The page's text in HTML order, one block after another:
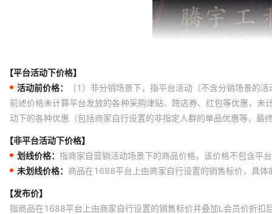
【平台活动下价格】
活动前价格：
（1）非分销场景下，指平台活动（不含分销场景的
前述价格未计算平台发放的各种采购津贴、跨店券、红包等优惠，
动下的各种优惠（包括商家自行设置的非指定人群的单品优惠等，
【非平台活动下价格】
划线价格： 指商家自营销活动场景下的商品价格，该价格不包含平
未划线价格： 商品在1688平台上由商家自行设置的销售标价，具
【发布价】
指商品在1688平台上由商家自行设置的销售标价并叠加L会员价折扣